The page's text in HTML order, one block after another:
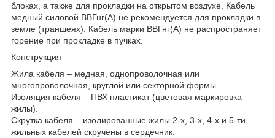
блоках, а также для прокладки на открытом воздухе. Кабель
медный силовой ВВГнг(А) не рекомендуется для прокладки в
земле (траншеях). Кабель марки ВВГнг(А) не распространяет
горение при прокладке в пучках.
Конструкция
Жила кабеля – медная, однопроволочная или
многопроволочная, круглой или секторной формы.
Изоляция кабеля – ПВХ пластикат (цветовая маркировка
жилы).
Скрутка кабеля – изолированные жилы 2-х, 3-х, 4-х и 5-ти
жильных кабелей скручены в сердечник.